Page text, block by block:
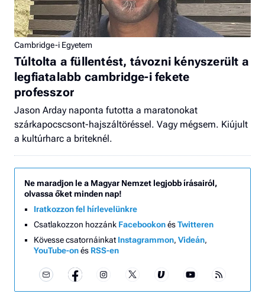
Cambridge-i Egyetem
Túltolta a füllentést, távozni kényszerült a
legfiatalabb cambridge-i fekete
professzor
Jason Arday naponta futotta a maratonokat
szárkapocscsont-hajszáltöréssel. Vagy mégsem. Kiújult
a kultúrharc a briteknél.
Ne maradjon le a Magyar Nemzet legjobb írásairól,
olvassa őket minden nap!
Iratkozzon fel hírlevelünkre
Csatlakozzon hozzánk FacebookonésTwitteren
Kövesse csatornáinkat Instagrammon, Videán,
YouTube-onés RSS-en